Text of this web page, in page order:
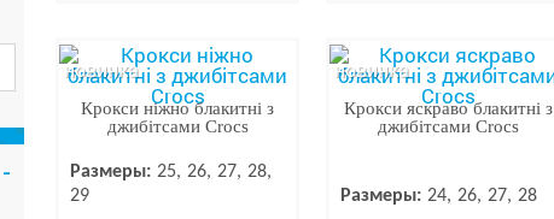
Крокси ніжно блакитні з
джибітсами Crocs
Размеры: 25 26 27 28
29
новинка
Крокси яскраво блакитні з
джибітсами Crocs
Размеры: 24 26 27 28
новинка